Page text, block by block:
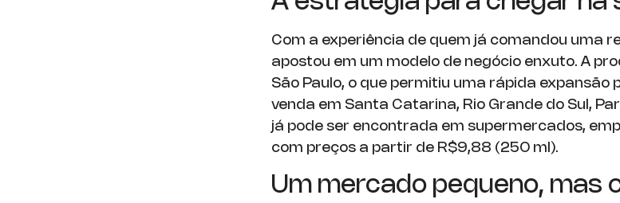
Com a experiência de quem já comandou uma
apostou em um modelo de negócio enxuto. A
São Paulo, o que permitiu uma rápida expansão
venda em Santa Catarina, Rio Grande do Sul,
já pode ser encontrada em supermercados,
com preços a partir de R$9,88 (250 ml).
Um mercado pequeno, mas